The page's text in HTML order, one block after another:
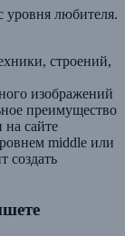
уровня любителя.
строений,
изображений
преимущество
сайте
middle или
создать